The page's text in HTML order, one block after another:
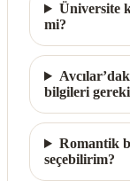
Üniversite
mi?
bilgileri
Romantik
seçebilirim?